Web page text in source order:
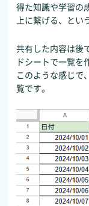
得た知識や学習の
上に繋げる、とい
共有した内容は後
ドシートで一覧を
このような感じで
覧です。